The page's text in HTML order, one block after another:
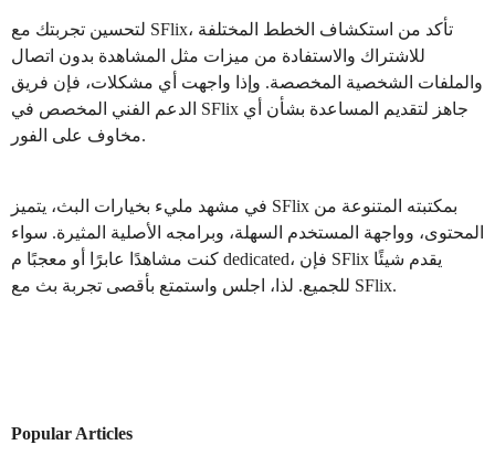
لتحسين تجربتك مع SFlix، تأكد من استكشاف الخطط المختلفة
للاشتراك والاستفادة من ميزات مثل المشاهدة بدون اتصال
والملفات الشخصية المخصصة. وإذا واجهت أي مشكلات، فإن فريق
الدعم الفني المخصص في SFlix جاهز لتقديم المساعدة بشأن أي
مخاوف على الفور.
في مشهد مليء بخيارات البث، يتميز SFlix بمكتبته المتنوعة من
المحتوى، وواجهة المستخدم السهلة، وبرامجه الأصلية المثيرة. سواء
كنت مشاهدًا عابرًا أو معجبًا م dedicated، فإن SFlix يقدم شيئًا
للجميع. لذا، اجلس واستمتع بأقصى تجربة بث مع SFlix.
Popular Articles